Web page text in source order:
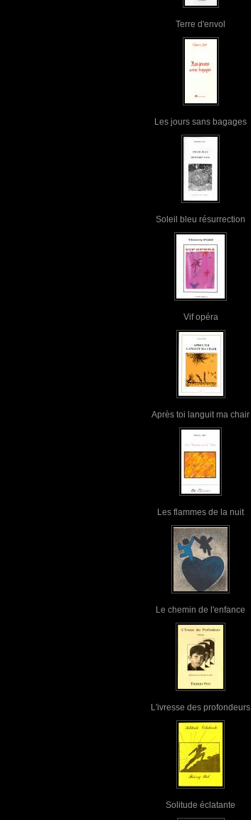
Terre d'envol
Les jours sans bagages
Soleil bleu résurrection
Vif opéra
Après toi languit ma chair
Les flammes de la nuit
Le chemin de l'enfance
L'ivresse des profondeurs
Solitude éclatante